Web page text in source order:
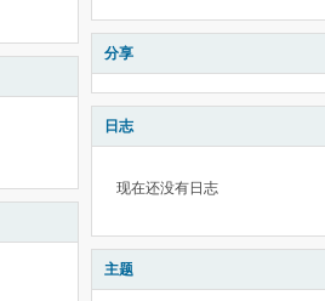
分享
日志
现在还没有日志
主题